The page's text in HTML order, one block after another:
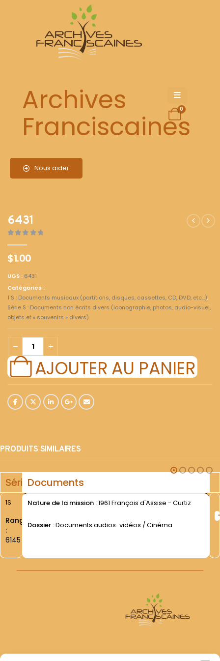
Archives
Franciscaines
Nous aider
0
6431
$1.00
UGS : 6431
Catégories :
1 S : Documents musicaux (partitions, disques, cassettes, CD, DVD, etc...),
Série S : Documents non écrits divers (iconographie, photos, audio-visuel,
objets et « souvenirs » divers)
AJOUTER AU PANIER
PRODUITS SIMILAIRES
SérieDocuments
1S
Rang
:
6145
Nature de la mission :1961 François d'Assise - Curtiz
Dossier :Documents audios-vidéos / Cinéma